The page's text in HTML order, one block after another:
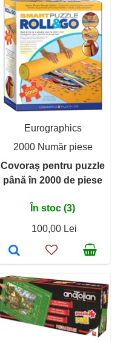
Eurographics
2000 Număr piese
Covoraș pentru puzzle
până în 2000 de piese
În stoc (3)
100,00 Lei